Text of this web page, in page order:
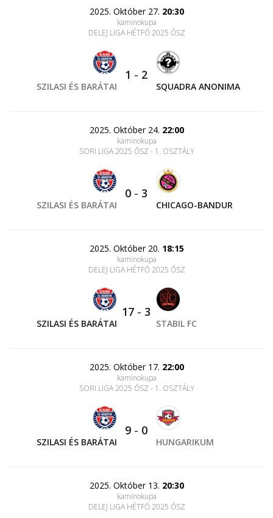
2025. Október 27. 20:30
kaminokupa
DELEJ LIGA HÉTFŐ 2025 ŐSZ
SZILASI ÉS BARÁTAI
1 - 2
SQUADRA ANONIMA
2025. Október 24. 22:00
kaminokupa
SORI LIGA 2025 ŐSZ - 1. OSZTÁLY
SZILASI ÉS BARÁTAI
0 - 3
CHICAGO-BANDUR
2025. Október 20. 18:15
kaminokupa
DELEJ LIGA HÉTFŐ 2025 ŐSZ
SZILASI ÉS BARÁTAI
17 - 3
STABIL FC
2025. Október 17. 22:00
kaminokupa
SORI LIGA 2025 ŐSZ - 1. OSZTÁLY
SZILASI ÉS BARÁTAI
9 - 0
HUNGARIKUM
2025. Október 13. 20:30
kaminokupa
DELEJ LIGA HÉTFŐ 2025 ŐSZ